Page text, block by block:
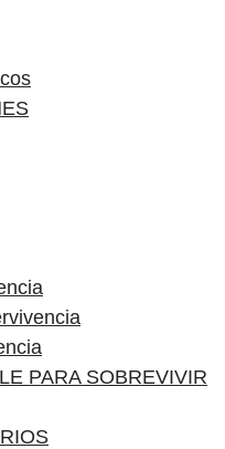
PARA SOBREVIVIR